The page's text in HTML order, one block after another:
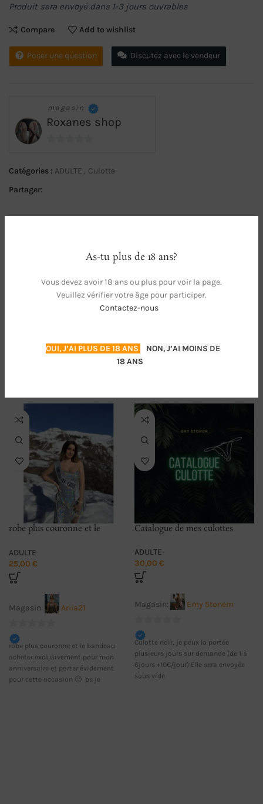
As-tu plus de 18 ans?
Vous devez avoir 18 ans ou plus pour voir la page.
Veuillez vérifier votre âge pour participer.
Contactez-nous
OUI, J’AI PLUS DE 18 ANS
NON, J’AI MOINS DE
18 ANS
Produit sera envoyé dans 1-3 jours ouvrables
Compare Add to wishlist
Poser une question Discutez avec le vendeur
magasin
Roxanes shop
Catégories : ADULTE , Culotte
Partager:
faire la demande via la messagerie avant toute commande ♥️
robe plus couronne et le
ADULTE
25,00 €
Magasin: Ariia21
0
sur
5
robe plus couronne et le bandeau
acheter exclusivement pour mon
anniversaire et porter évidement
pour cette occasion 🙂 ps je
Catalogue de mes culottes
ADULTE
30,00 €
Magasin: Emy Stonem
0
sur
5
Culotte noir, je peux la portée
plusieurs jours sur demande (de 1 à
6jours +10€/jour) Elle sera envoyée
sous vide